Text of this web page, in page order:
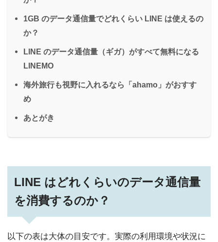
1GB のデータ通信量でどれくらい LINE は使えるの
か？
LINE のデータ通信量（ギガ）がすべて無料になる
LINEMO
海外旅行も視野に入れるなら「ahamo」がおすす
め
あとがき
LINE はどれくらいのデータ通信量
を消費するのか？
以下の表は大体の目安です。実際の利用環境や状況に